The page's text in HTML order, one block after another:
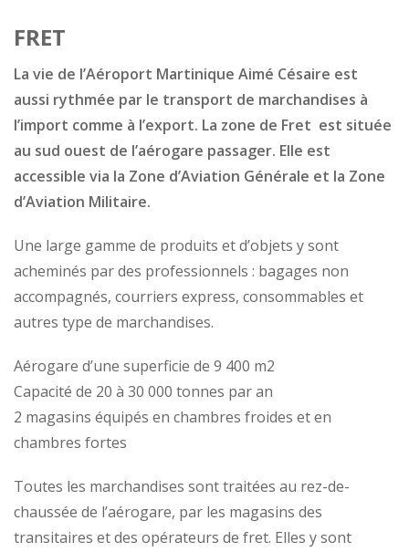
FRET
La vie de l’Aéroport Martinique Aimé Césaire est
aussi rythmée par le transport de marchandises à
l’import comme à l’export. La zone de Fret est située
au sud ouest de l’aérogare passager. Elle est
accessible via la Zone d’Aviation Générale et la Zone
d’Aviation Militaire.
Une large gamme de produits et d’objets y sont
acheminés par des professionnels : bagages non
accompagnés, courriers express, consommables et
autres type de marchandises.
Aérogare d’une superficie de 9 400 m2
Capacité de 20 à 30 000 tonnes par an
2 magasins équipés en chambres froides et en
chambres fortes
Toutes les marchandises sont traitées au rez-de-
chaussée de l’aérogare, par les magasins des
transitaires et des opérateurs de fret. Elles y sont